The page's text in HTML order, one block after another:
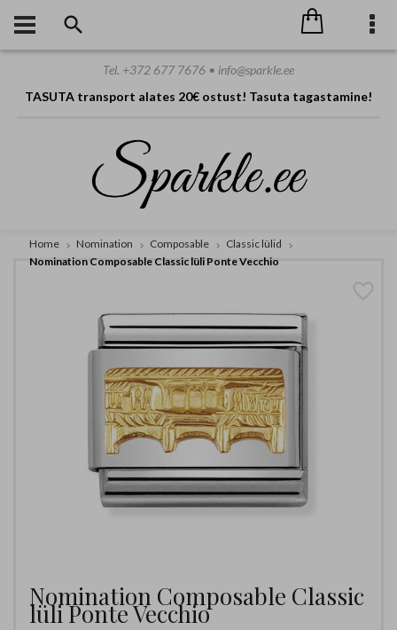
TASUTA transport alates 20€ ostust! Tasuta tagastamine!
Tel. +372 677 7676 • info@sparkle.ee
Home Nomination Composable
Classic lülid
Nomination Composable Classic lüli Ponte Vecchio
Nomination Composable Classic
lüli Ponte Vecchio